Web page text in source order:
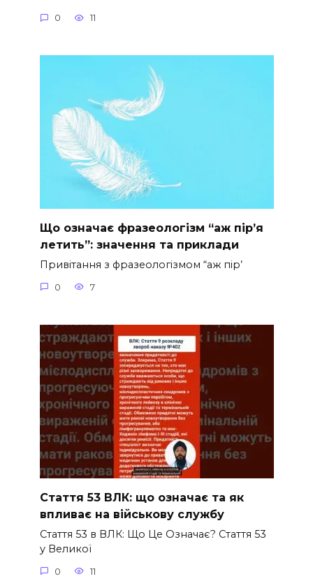
0 11
Що означає фразеологізм “аж пір’я
летить”: значення та приклади
Привітання з фразеологізмом “аж пір’
0 7
Стаття 53 ВЛК: що означає та як
впливає на військову службу
Стаття 53 в ВЛК: Що Це Означає? Стаття 53
у Великої
0 11